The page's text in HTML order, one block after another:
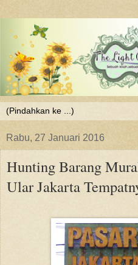
Rabu, 27 Januari 2016
Hunting Barang
Ular Jakarta